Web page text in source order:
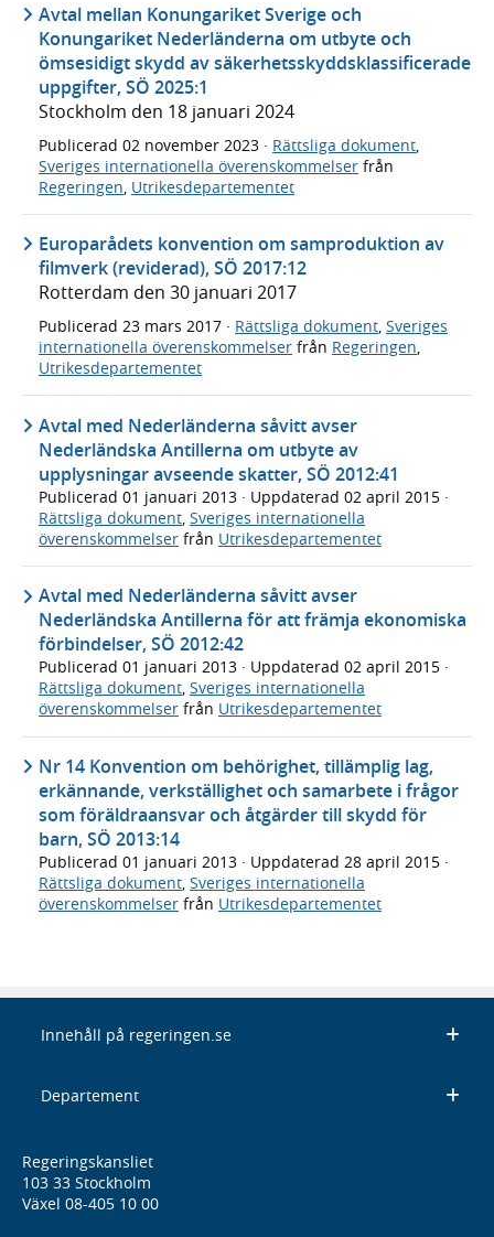
Avtal mellan Konungariket Sverige och
Konungariket Nederländerna om utbyte och
ömsesidigt skydd av säkerhetsskyddsklassificerade
uppgifter, SÖ 2025:1
Stockholm den 18 januari 2024
Publicerad 02 november 2023 · Rättsliga dokument
Sveriges internationella överenskommelser från
Regeringen Utrikesdepartementet
Europarådets konvention om samproduktion av
filmverk (reviderad), SÖ 2017:12
Rotterdam den 30 januari 2017
Publicerad 23 mars 2017 · Rättsliga dokument, Sveriges
internationella överenskommelser från Regeringen,
Utrikesdepartementet
Avtal med Nederländerna såvitt avser
Nederländska Antillerna om utbyte av
upplysningar avseende skatter, SÖ 2012:41
Publicerad 01 januari 2013 · Uppdaterad 02 april 2015 ·
Rättsliga dokument, Sveriges internationella
överenskommelser från Utrikesdepartementet
Avtal med Nederländerna såvitt avser
Nederländska Antillerna för att främja ekonomiska
förbindelser, SÖ 2012:42
Publicerad 01 januari 2013 · Uppdaterad 02 april 2015 ·
Rättsliga dokument, Sveriges internationella
överenskommelser från Utrikesdepartementet
Nr 14 Konvention om behörighet, tillämplig lag,
erkännande, verkställighet och samarbete i frågor
som föräldraansvar och åtgärder till skydd för
barn, SÖ 2013:14
Publicerad 01 januari 2013 · Uppdaterad 28 april 2015 ·
Rättsliga dokument, Sveriges internationella
överenskommelser från Utrikesdepartementet
Innehåll på regeringen.se
Departement
Regeringskansliet
103 33 Stockholm
Växel 08-405 10 00